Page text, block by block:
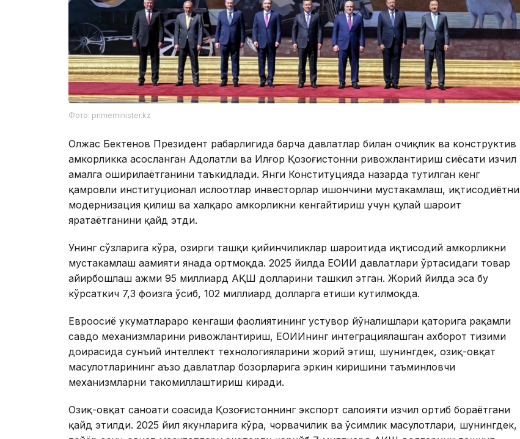
Фото: primeminister.kz
Олжас Бектенов Президент раҳбарлигида барча давлатлар билан очиқлик ва конструктив
ҳамкорликка асосланган Адолатли ва Илғор Қозоғистонни ривожлантириш сиёсати изчил
амалга оширилаётганини таъкидлади. Янги Конституцияда назарда тутилган кенг
қамровли институционал ислоҳотлар инвесторлар ишончини мустаҳкамлаш, иқтисодиётни
модернизация қилиш ва халқаро ҳамкорликни кенгайтириш учун қулай шароит
яратаётганини қайд этди.
Унинг сўзларига кўра, ҳозирги ташқи қийинчиликлар шароитида иқтисодий ҳамкорликни
мустаҳкамлаш аҳамияти янада ортмоқда. 2025 йилда ЕОИИ давлатлари ўртасидаги товар
айирбошлаш ҳажми 95 миллиард АҚШ долларини ташкил этган. Жорий йилда эса бу
кўрсаткич 7,3 фоизга ўсиб, 102 миллиард долларга етиши кутилмоқда.
Евроосиё ҳукуматлараро кенгаши фаолиятининг устувор йўналишлари қаторига рақамли
савдо механизмларини ривожлантириш, ЕОИИнинг интеграциялашган ахборот тизими
доирасида сунъий интеллект технологияларини жорий этиш, шунингдек, озиқ-овқат
маҳсулотларининг аъзо давлатлар бозорларига эркин киришини таъминловчи
механизмларни такомиллаштириш киради.
Озиқ-овқат саноати соҳасида Қозоғистоннинг экспорт салоҳияти изчил ортиб бораётгани
қайд этилди. 2025 йил якунларига кўра, чорвачилик ва ўсимлик маҳсулотлари, шунингдек,